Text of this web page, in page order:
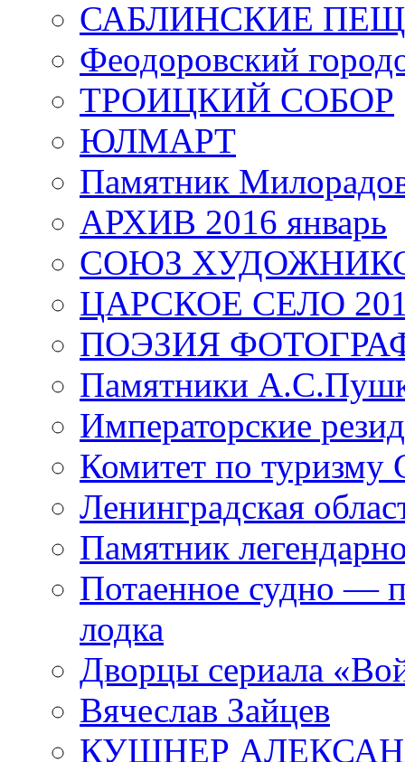
САБЛИНСКИЕ
Феодоровский
ТРОИЦКИЙ СОБОР
ЮЛМАРТ
Памятник
АРХИВ 2016 январь
СОЮЗ
ЦАРСКОЕ СЕЛО
ПОЭЗИЯ
Памятники
Императорские
Комитет по туризму
Ленинградская
Памятник
Потаенное судно —
лодка
Дворцы сериала
Вячеслав Зайцев
КУШНЕР